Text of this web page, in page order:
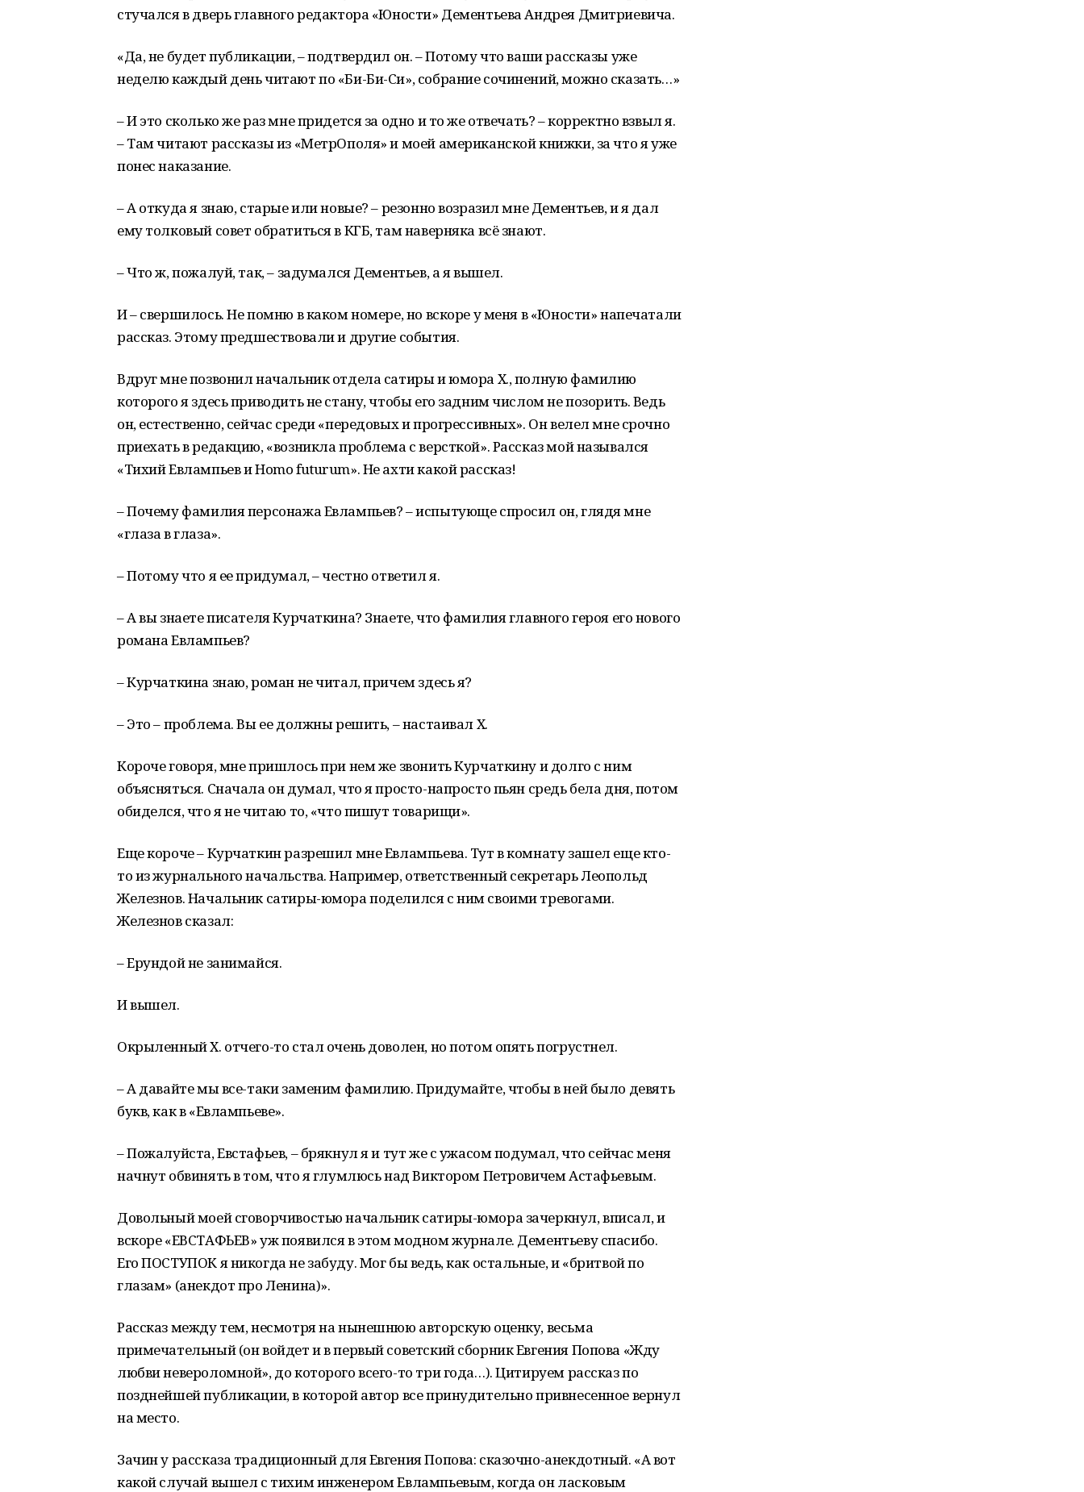
стучался в дверь главного редактора «Юности» Дементьева Андрея Дмитриевича.
«Да, не будет публикации, – подтвердил он. – Потому что ваши рассказы уже
неделю каждый день читают по «Би-Би-Си», собрание сочинений, можно сказать…»
– И это сколько же раз мне придется за одно и то же отвечать? – корректно взвыл я.
– Там читают рассказы из «МетрОполя» и моей американской книжки, за что я уже
понес наказание.
– А откуда я знаю, старые или новые? – резонно возразил мне Дементьев, и я дал
ему толковый совет обратиться в КГБ, там наверняка всё знают.
– Что ж, пожалуй, так, – задумался Дементьев, а я вышел.
И – свершилось. Не помню в каком номере, но вскоре у меня в «Юности» напечатали
рассказ. Этому предшествовали и другие события.
Вдруг мне позвонил начальник отдела сатиры и юмора Х., полную фамилию
которого я здесь приводить не стану, чтобы его задним числом не позорить. Ведь
он, естественно, сейчас среди «передовых и прогрессивных». Он велел мне срочно
приехать в редакцию, «возникла проблема с версткой». Рассказ мой назывался
«Тихий Евлампьев и Homo futurum». Не ахти какой рассказ!
– Почему фамилия персонажа Евлампьев? – испытующе спросил он, глядя мне
«глаза в глаза».
– Потому что я ее придумал, – честно ответил я.
– А вы знаете писателя Курчаткина? Знаете, что фамилия главного героя его нового
романа Евлампьев?
– Курчаткина знаю, роман не читал, причем здесь я?
– Это – проблема. Вы ее должны решить, – настаивал Х.
Короче говоря, мне пришлось при нем же звонить Курчаткину и долго с ним
объясняться. Сначала он думал, что я просто-напросто пьян средь бела дня, потом
обиделся, что я не читаю то, «что пишут товарищи».
Еще короче – Курчаткин разрешил мне Евлампьева. Тут в комнату зашел еще кто-
то из журнального начальства. Например, ответственный секретарь Леопольд
Железнов. Начальник сатиры-юмора поделился с ним своими тревогами.
Железнов сказал:
– Ерундой не занимайся.
И вышел.
Окрыленный Х. отчего-то стал очень доволен, но потом опять погрустнел.
– А давайте мы все-таки заменим фамилию. Придумайте, чтобы в ней было девять
букв, как в «Евлампьеве».
– Пожалуйста, Евстафьев, – брякнул я и тут же с ужасом подумал, что сейчас меня
начнут обвинять в том, что я глумлюсь над Виктором Петровичем Астафьевым.
Довольный моей сговорчивостью начальник сатиры-юмора зачеркнул, вписал, и
вскоре «ЕВСТАФЬЕВ» уж появился в этом модном журнале. Дементьеву спасибо.
Его ПОСТУПОК я никогда не забуду. Мог бы ведь, как остальные, и «бритвой по
глазам» (анекдот про Ленина)».
Рассказ между тем, несмотря на нынешнюю авторскую оценку, весьма
примечательный (он войдет и в первый советский сборник Евгения Попова «Жду
любви невероломной», до которого всего-то три года…). Цитируем рассказ по
позднейшей публикации, в которой автор все принудительно привнесенное вернул
на место.
Зачин у рассказа традиционный для Евгения Попова: сказочно-анекдотный. «А вот
какой случай вышел с тихим инженером Евлампьевым, когда он ласковым